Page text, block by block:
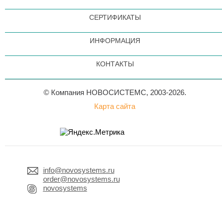
СЕРТИФИКАТЫ
ИНФОРМАЦИЯ
КОНТАКТЫ
© Компания НОВОСИСТЕМС, 2003-2026.
Карта сайта
info@novosystems.ru
order@novosystems.ru
novosystems